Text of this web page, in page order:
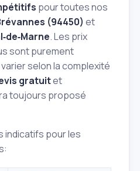
pour toutes nos
(94450) et
. Les prix
sont purement
selon la complexité
gratuitet
toujours proposé
indicatifs pour les